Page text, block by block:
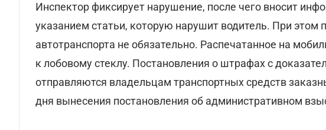
Инспектор фиксирует нарушение, после чего вносит
указанием статьи, которую нарушит водитель. При этом
автотранспорта не обязательно. Распечатанное на
к лобовому стеклу. Постановления о штрафах с
отправляются владельцам транспортных средств
дня вынесения постановления об административном